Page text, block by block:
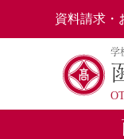
学
資料請求・